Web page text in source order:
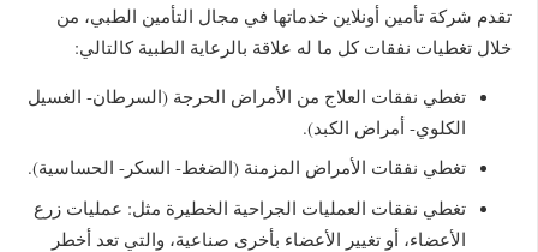
تقدم شركة تأمين أونلاين خدماتها في مجال التأمين الطبي، من
خلال تغطيات نفقات كل ما له علاقة بالرعاية الطبية كالتالي:
تغطي نفقات العلاج من الأمراض الحرجة (السرطان- الغسيل
الكلوي- أمراض الكبد).
تغطي نفقات الأمراض المزمنة (الضغط- السكر- الحساسية).
تغطي نفقات العمليات الجراحية الخطيرة مثل: عمليات زرع
الأعضاء، أو تغيير الأعضاء بأخرى صناعية، والتي تعد أخطر